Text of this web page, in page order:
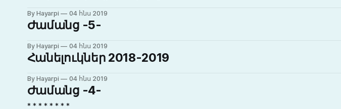
By Hayarpi 04 հնս 2019
Ժամանց -5-
By Hayarpi 04 հնս 2019
Հանելուկներ 2018-2019
By Hayarpi 04 հնս 2019
Ժամանց -4-
* * * * * * * *